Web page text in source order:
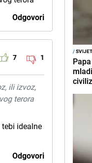
Odgovori
7 1
ili izvoz,
terora
idealne
Odgovori
/SVIJET